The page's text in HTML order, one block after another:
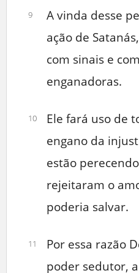
9
A vinda desse
ação de
com sinais e
enganadoras.
10
Ele fará uso de
engano da
estão
rejeitaram o
poderia salvar.
11
Por essa razão
poder sedutor,